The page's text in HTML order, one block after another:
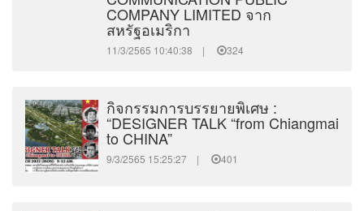
COMPANY LIMITED จาก
สหรัฐอเมริกา
11/3/2565 10:40:38 | 324
กิจกรรมการบรรยายพิเศษ :
“DESIGNER TALK “from Chiangmai
to CHINA”
9/3/2565 15:25:27 | 401